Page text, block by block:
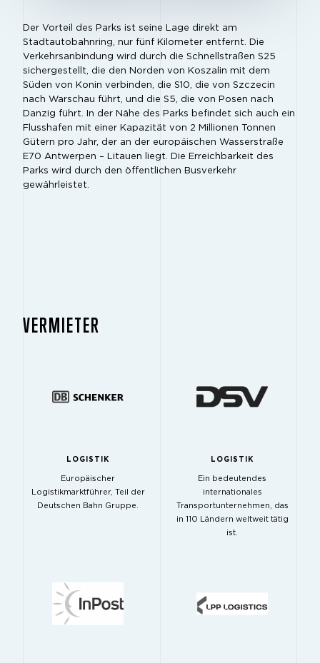
Der Vorteil
des Parks ist seine Lage direkt am
Stadtautobahnring, nur fünf Kilometer entfernt. Die
Verkehrsanbindung wird durch die Schnellstraßen S25
sichergestellt, die den Norden von Koszalin mit dem
Süden von Konin verbinden, die S10, die von Szczecin
nach Warschau führt, und die S5, die von Posen nach
Danzig führt. In der Nähe des Parks befindet sich auch ein
Flusshafen mit einer Kapazität von 2 Millionen Tonnen
Gütern pro Jahr, der an der europäischen Wasserstraße
E70 Antwerpen – Litauen liegt. Die Erreichbarkeit des
Parks wird durch den öffentlichen Busverkehr
gewährleistet.
VERMIETER
LOGISTIK
Europäischer
Logistikmarktführer, Teil der
Deutschen Bahn Gruppe.
LOGISTIK
Ein bedeutendes
internationales
Transportunternehmen, das
in 110 Ländern weltweit tätig
ist.